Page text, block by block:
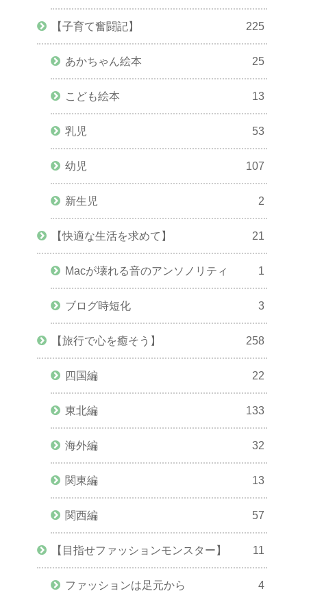
【子育て奮闘記】 225
あかちゃん絵本 25
こども絵本 13
乳児 53
幼児 107
新生児 2
【快適な生活を求めて】 21
Macが壊れる音のアンソノリティ 1
ブログ時短化 3
【旅行で心を癒そう】 258
四国編 22
東北編 133
海外編 32
関東編 13
関西編 57
【目指せファッションモンスター】 11
ファッションは足元から 4